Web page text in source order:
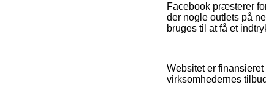
Facebook præsterer
der nogle outlets på
bruges til at få et
Websitet er
virksomhedernes